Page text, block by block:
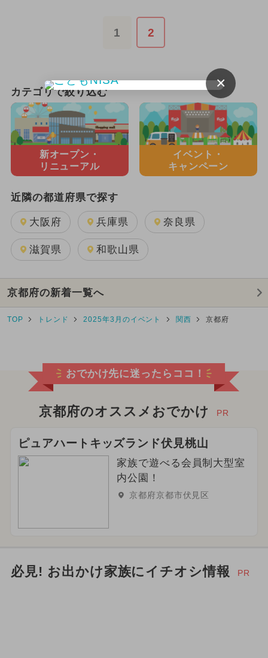
1 2
カテゴリで絞り込む
新オープン・
リニューアル
イベント・
キャンペーン
近隣の都道府県で探す
大阪府 兵庫県 奈良県
滋賀県 和歌山県
京都府の新着一覧へ
TOP トレンド 2025年3月のイベント 関西 京都府
おでかけ先に迷ったらココ！
京都府のオススメおでかけ PR
ピュアハートキッズランド伏見桃山
家族で遊べる会員制大型室
内公園！
京都府京都市伏見区
必見! お出かけ家族にイチオシ情報 PR
×